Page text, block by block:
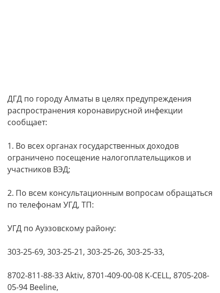
ДГД по городу Алматы в целях предупреждения
распространения коронавирусной инфекции
сообщает:
1. Во всех органах государственных доходов
ограничено посещение налогоплательщиков и
участников ВЭД;
2. По всем консультационным вопросам обращаться
по телефонам УГД, ТП:
УГД по Ауэзовскому району:
303-25-69, 303-25-21, 303-25-26, 303-25-33,
8702-811-88-33 Aktiv, 8701-409-00-08 K-CELL, 8705-208-
05-94 Beeline,